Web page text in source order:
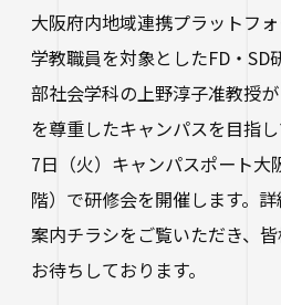
情報公開
四天王寺大学の取り組み
学校法人四天王寺学園 中長期
学生広報スタッフ
経営学部
看護学部
人文社会学部（2023年
社会学部人間福祉学科（
生）
学生支援
クラブ・サークル紹介
クラス担任制
学生サポートフロア
教職教育推進センター
講座案内・行事予定
あべのハルカスサテライ
キャリア教育
学び
図書館
数理・データサイエンス・AI
仏教文化研究所
国際交流
グローバル教育センタ
-Talk）
留学体験VOICE
海外渡航プログラム
関連サイト
学校法人四天王寺学園
四天王寺高等学校／中学
四天王寺東高等学校／
受験生の方
在学生の方
保護者の方
卒業生の方
大阪府内地域連携プラットフ
学教職員を対象としたFD・SD
部社会学科の上野淳子准教授
を尊重したキャンパスを目指
7日（火）キャンパスポート大
階）で研修会を開催します。
案内チラシをご覧いただき、
お待ちしております。